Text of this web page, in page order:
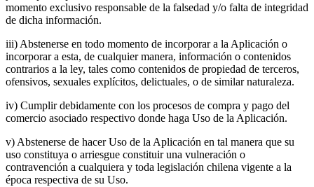
momento exclusivo responsable de la falsedad y/o falta de integridad
de dicha información.
iii) Abstenerse en todo momento de incorporar a la Aplicación o
incorporar a esta, de cualquier manera, información o contenidos
contrarios a la ley, tales como contenidos de propiedad de terceros,
ofensivos, sexuales explícitos, delictuales, o de similar naturaleza.
iv) Cumplir debidamente con los procesos de compra y pago del
comercio asociado respectivo donde haga Uso de la Aplicación.
v) Abstenerse de hacer Uso de la Aplicación en tal manera que su
uso constituya o arriesgue constituir una vulneración o
contravención a cualquiera y toda legislación chilena vigente a la
época respectiva de su Uso.